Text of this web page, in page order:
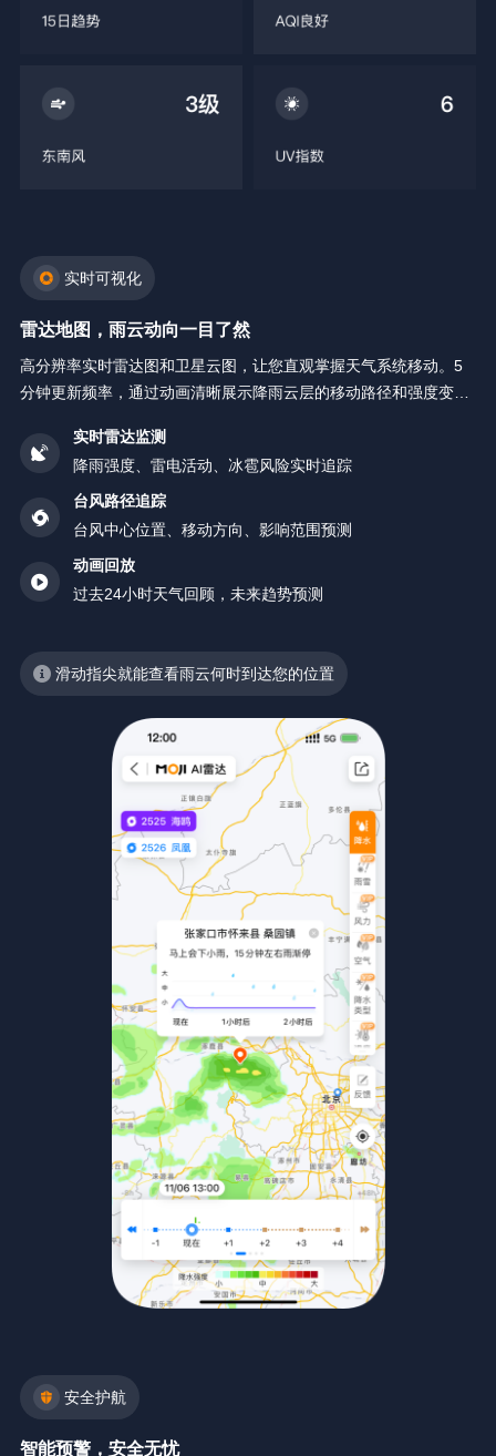
实时可视化
雷达地图，雨云动向一目了然
高分辨率实时雷达图和卫星云图，让您直观掌握天气系统移动。5
分钟更新频率，通过动画清晰展示降雨云层的移动路径和强度变
实时雷达监测
降雨强度、雷电活动、冰雹风险实时追踪
台风路径追踪
台风中心位置、移动方向、影响范围预测
动画回放
过去24小时天气回顾，未来趋势预测
滑动指尖就能查看雨云何时到达您的位置
安全护航
智能预警，安全无忧